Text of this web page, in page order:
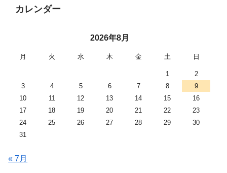
カレンダー
2026年8月
月 火 水 木 金 土 日
1
2
3
4 5 6 7 8
9
10
11 12 13 14 15
16
17
18 19 20 21 22
23
24
25 26 27 28 29
30
31
« 7月